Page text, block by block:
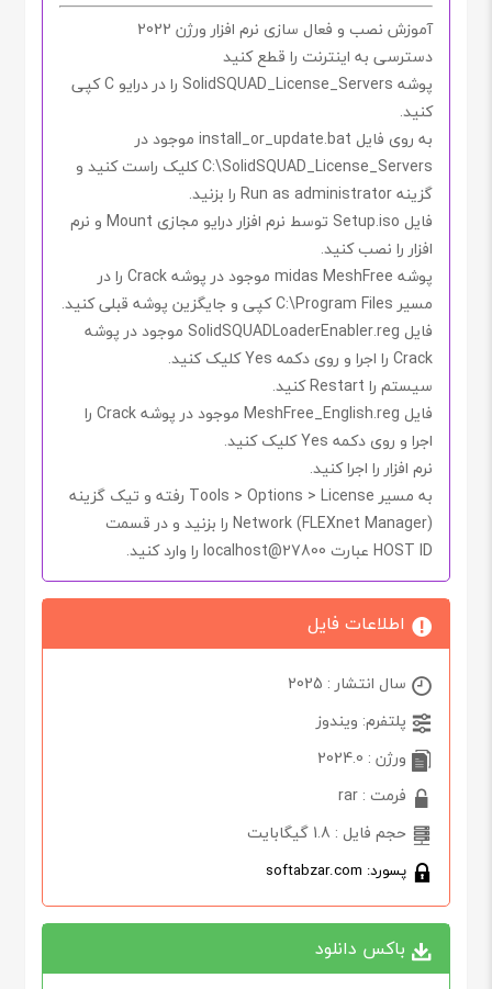
آموزش نصب و فعال سازی نرم افزار ورژن 2022
دسترسی به اینترنت را قطع کنید
پوشه SolidSQUAD_License_Servers را در درایوCکپی
کنید.
به روی فایل install_or_update.bat موجود در
C:\SolidSQUAD_License_Servers
کلیک راست کنید و
گزینهRun as administrator را بزنید.
فایل Setup.iso توسط نرم افزار درایو مجازی Mount و نرم
افزار را نصب کنید.
پوشه midas MeshFree موجود در پوشهCrack را در
مسیرC:\Program Filesکپی و جایگزین پوشه قبلی کنید.
فایل SolidSQUADLoaderEnabler.reg موجود در پوشه
Crack را اجرا و روی دکمه Yesکلیک کنید.
سیستم را Restartکنید.
فایل MeshFree_English.reg موجود در پوشهCrack را
اجرا و روی دکمه Yesکلیک کنید.
نرم افزار را اجرا کنید.
به مسیرTools > Options > License رفته و تیک گزینه
Network (FLEXnet Manager) را بزنید و در قسمت
HOST ID عبارت 27800@localhost را وارد کنید.
اطلاعات فایل
سال انتشار : 2025
پلتفرم: ویندوز
ورژن : 2024.0
فرمت : rar
حجم فایل : 1.8 گیگابایت
پسورد: softabzar.com
باکس دانلود